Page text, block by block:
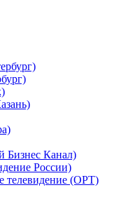
Бизнес Канал)
России)
телевидение (ОРТ)